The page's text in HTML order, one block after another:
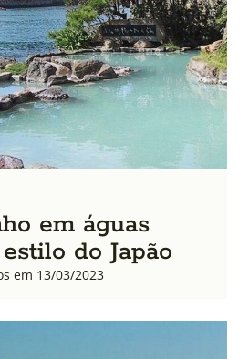
em águas
do Japão
em 13/03/2023